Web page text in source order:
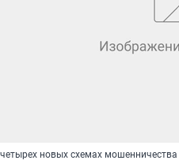
новых схемах мошенничества